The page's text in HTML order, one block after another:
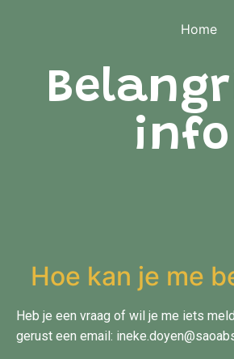
Home
info
Hoe kan je me
Heb je een vraag of wil je me iets
gerust een email: